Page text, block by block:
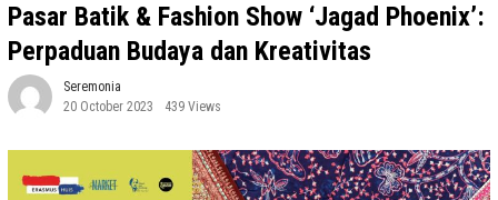
Pasar Batik & Fashion Show ‘Jagad Phoenix’:
Perpaduan Budaya dan Kreativitas
Seremonia
20 October 2023
439 Views